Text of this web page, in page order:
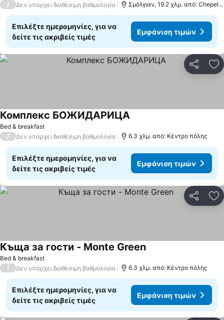
/ Δεν υπάρχει διαθέσιμη βαθμολογία Σμόλγιαν, 19.2 χλμ. από:
Επιλέξτε ημερομηνίες, για να
δείτε τις ακριβείς τιμές
Εμφάνιση τιμών
Bed & breakfast
Комплекс БОЖИДАРИЦАΕμφάνιση τιμών
/ Δεν υπάρχει διαθέσιμη βαθμολογία 6.3 χλμ. από: Κέντρο πόλης
Επιλέξτε ημερομηνίες, για να
δείτε τις ακριβείς τιμές
Εμφάνιση τιμών
Bed & breakfast
Къща за гости - Monte GreenΕμφάνιση τιμών
/ Δεν υπάρχει διαθέσιμη βαθμολογία 6.3 χλμ. από: Κέντρο πόλης
Επιλέξτε ημερομηνίες, για να
δείτε τις ακριβείς τιμές
Εμφάνιση τιμών